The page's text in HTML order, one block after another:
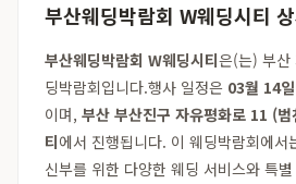
부산웨딩박람회 W웨딩시티
부산웨딩박람회 W웨딩시티은(는) 부산
딩박람회입니다.행사 일정은 03월 14
이며, 부산 부산진구 자유평화로 11 (
티에서 진행됩니다. 이 웨딩박람회에서
신부를 위한 다양한 웨딩 서비스와 특